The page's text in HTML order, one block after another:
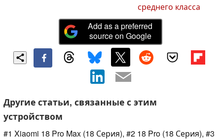
среднего класса
Add as a preferred
source on Google
Другие статьи, связанные с этим
устройством
#1 Xiaomi 18 Pro Max (18 Серия), #2 18 Pro (18 Серия), #3